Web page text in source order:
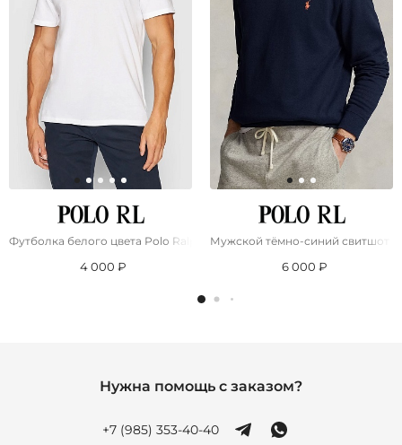
Футболка белого цвета Роlо Ralрh Lаurеn pony-embroidered
4 000 ₽
Мужской тёмно-синий свитшот
6 000 ₽
Нужна помощь с заказом?
+7 (985) 353-40-40